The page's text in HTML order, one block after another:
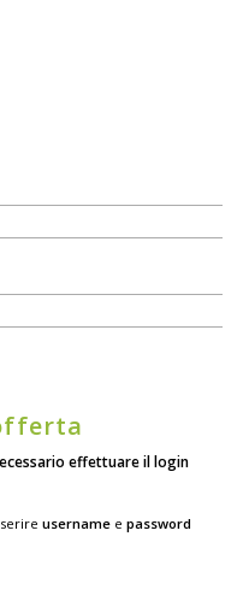
effettuare il login
username epassword